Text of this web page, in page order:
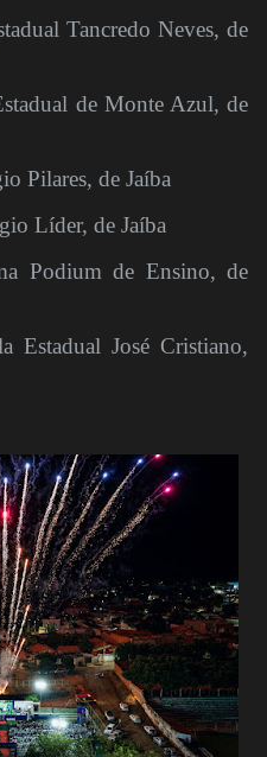
Tancredo Neves, de
de Monte Azul, de
Pilares, de Jaíba
Líder, de Jaíba
Podium de Ensino, de
Estadual José Cristiano,